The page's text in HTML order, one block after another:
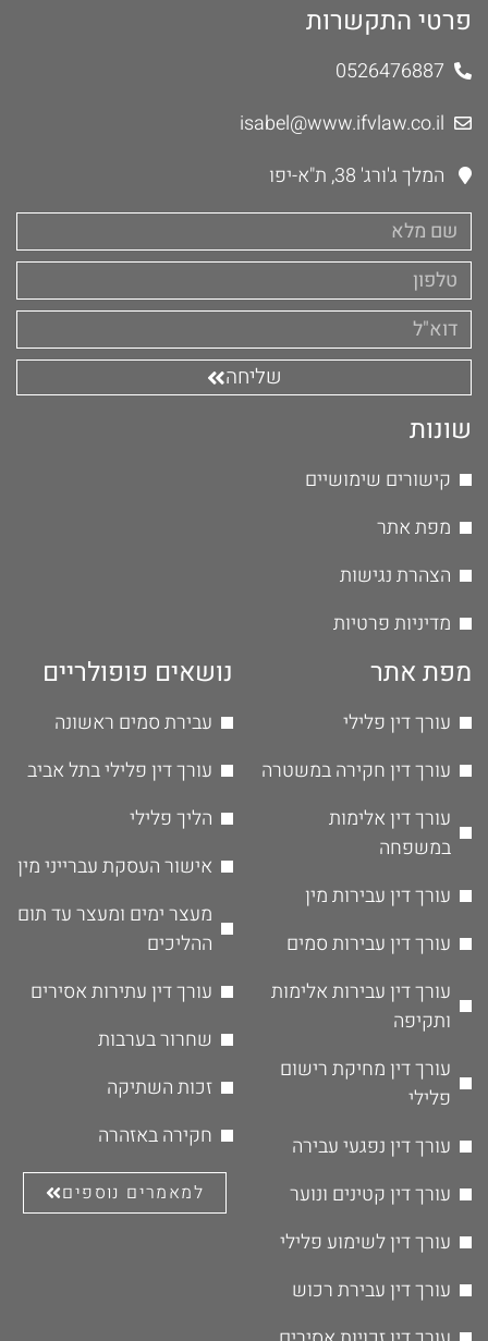
פרטי התקשרות
0526476887
isabel@www.ifvlaw.co.il
המלך ג'ורג' 38, ת"א-יפו
שליחה
שונות
קישורים שימושיים
מפת אתר
הצהרת נגישות
מדיניות פרטיות
מפת אתר
עורך דין פלילי
עורך דין חקירה במשטרה
עורך דין אלימות
במשפחה
עורך דין עבירות מין
עורך דין עבירות סמים
עורך דין עבירות אלימות
ותקיפה
עורך דין מחיקת רישום
פלילי
עורך דין נפגעי עבירה
עורך דין קטינים ונוער
עורך דין לשימוע פלילי
עורך דין עבירת רכוש
נושאים פופולריים
עבירת סמים ראשונה
עורך דין פלילי בתל אביב
הליך פלילי
אישור העסקת עברייני מין
מעצר ימים ומעצר עד תום
ההליכים
עורך דין עתירות אסירים
שחרור בערבות
זכות השתיקה
חקירה באזהרה
למאמרים נוספים